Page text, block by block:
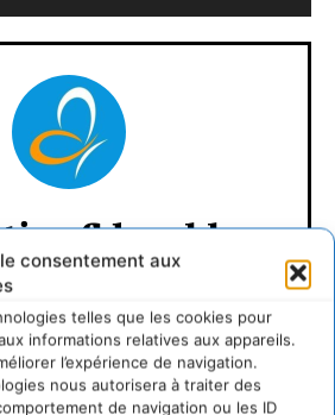
consentement aux
telles que les cookies pour
informations relatives aux appareils.
l’expérience de navigation.
nous autorisera à traiter des
de navigation ou les ID
Cdurable